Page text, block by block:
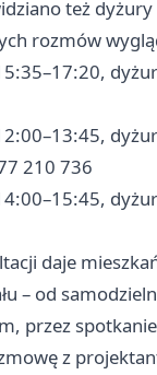
też
rozmów
210 736
daje
– od
przez
z